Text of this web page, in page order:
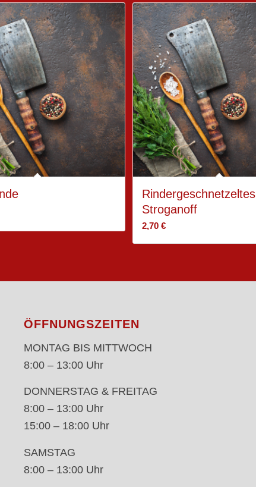
Rindergeschnetzeltes
Stroganoff
2,70€
ÖFFNUNGSZEITEN
MONTAG BIS MITTWOCH
8:00 – 13:00 Uhr
DONNERSTAG & FREITAG
8:00 – 13:00 Uhr
15:00 – 18:00 Uhr
SAMSTAG
8:00 – 13:00 Uhr